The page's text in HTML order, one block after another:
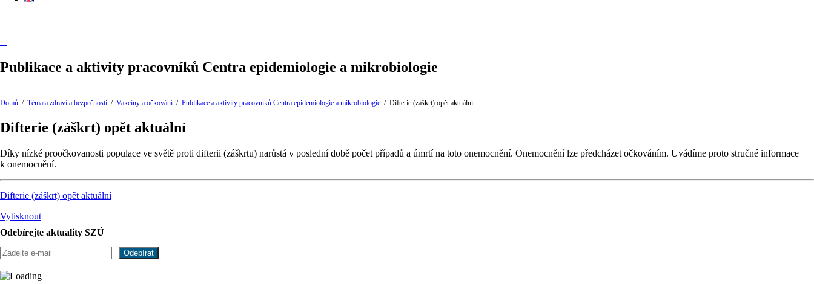
Publikace a aktivity pracovníků Centra epidemiologie a mikrobiologie
Domů / Témata zdraví a bezpečnosti / Vakcíny a očkování / Publikace a aktivity pracovníků Centra epidemiologie a mikrobiologie / Difterie (záškrt) opět aktuální
Difterie (záškrt) opět aktuální
Díky nízké proočkovanosti populace ve světě proti difterii (záškrtu) narůstá v poslední době počet případů a úmrtí na toto onemocnění. Onemocnění lze předcházet očkováním. Uvádíme proto stručné informace
k onemocnění.
Difterie (záškrt) opět aktuální
Vytisknout
Odebírejte aktuality SZÚ